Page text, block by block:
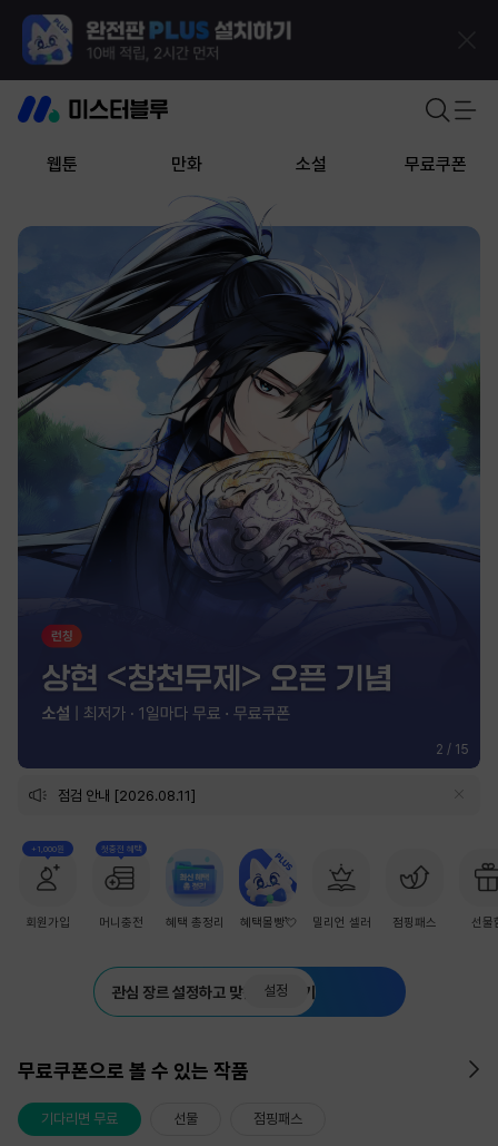
웹툰 만화 소설 무료쿠폰
2 / 15
점검 안내 [2026.08.11]
+1,000원
회원가입
첫충전 혜택
머니충전 혜택 총정리 혜택몰빵💘 밀리언 셀러 점핑패스 선물
관심 장르 설정하고 맞춤 추천 받기
설정
무료쿠폰으로 볼 수 있는 작품
기다리면 무료 선물 점핑패스